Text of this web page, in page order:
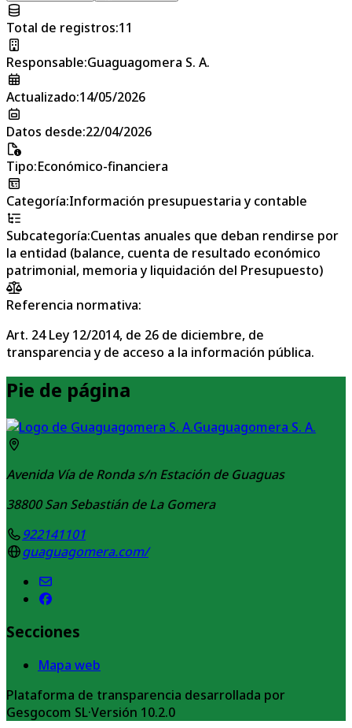
Total de registros:11
Responsable:Guaguagomera S. A.
Actualizado:14/05/2026
Datos desde:22/04/2026
Tipo:Económico-financiera
Categoría:Información presupuestaria y contable
Subcategoría:Cuentas anuales que deban rendirse por
la entidad (balance, cuenta de resultado económico
patrimonial, memoria y liquidación del Presupuesto)
Referencia normativa:
Art. 24 Ley 12/2014, de 26 de diciembre, de
transparencia y de acceso a la información pública.
Pie de página
Guaguagomera S. A.
Avenida Vía de Ronda s/n Estación de Guaguas
38800 San Sebastián de La Gomera
922141101
guaguagomera.com/
Secciones
Mapa web
Plataforma de transparencia desarrollada por
Gesgocom SL·Versión 10.2.0